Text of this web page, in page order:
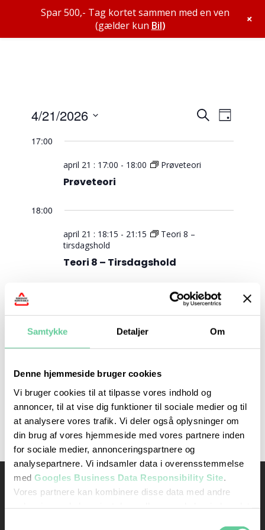
Samtykke Detaljer Om
Denne hjemmeside bruger cookies
Vi bruger cookies til at tilpasse vores indhold og
annoncer, til at vise dig funktioner til sociale medier og til
at analysere vores trafik. Vi deler også oplysninger om
din brug af vores hjemmeside med vores partnere inden
for sociale medier, annonceringspartnere og
analysepartnere. Vi indsamler data i overensstemmelse
med Googles Business Data Responsibility Site
Vores partnere kan kombinere disse data med andre
Views
Søg
begivenheder
Views
Dag
4/21/2026
dato.
17:00
april 21 : 17:00 - 18:00 Prøveteori
Prøveteori
18:00
april 21 : 18:15 - 21:15
Teori 8 –
tirsdagshold
Teori 8 – Tirsdagshold
Forrige dag Næste dag
Abonner på kalender
Kontakt os
Rødovre Køreskole
Ydelser
Bil kørekort
Spar 500,- Tag kortet sammen med en ven
(gælder kun Bil) +